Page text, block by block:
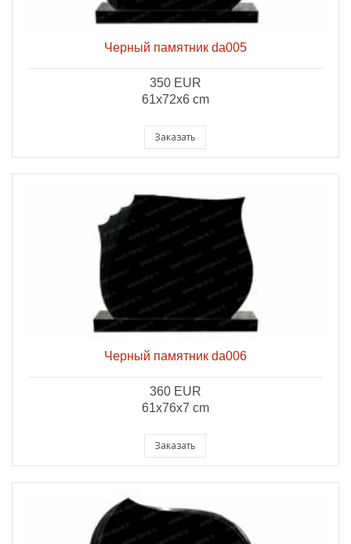
Черный памятник da005
350 EUR
61x72x6 cm
Заказать
Черный памятник da006
360 EUR
61x76x7 cm
Заказать